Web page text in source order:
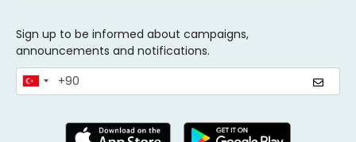
Sign up to be informed about campaigns,
announcements and notifications.